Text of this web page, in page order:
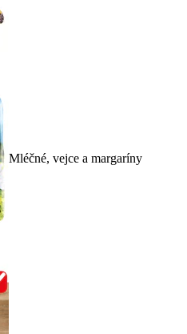
Mléčné, vejce a margaríny